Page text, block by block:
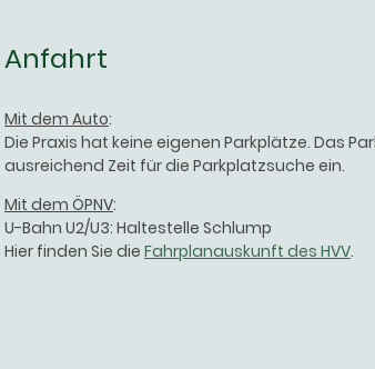
Anfahrt
Mit dem Auto:
Die Praxis hat keine eigenen Parkplätze. Das
ausreichend Zeit für die Parkplatzsuche ein.
Mit dem ÖPNV:
U-Bahn U2/U3: Haltestelle Schlump
Hier finden Sie die Fahrplanauskunft des HVV.